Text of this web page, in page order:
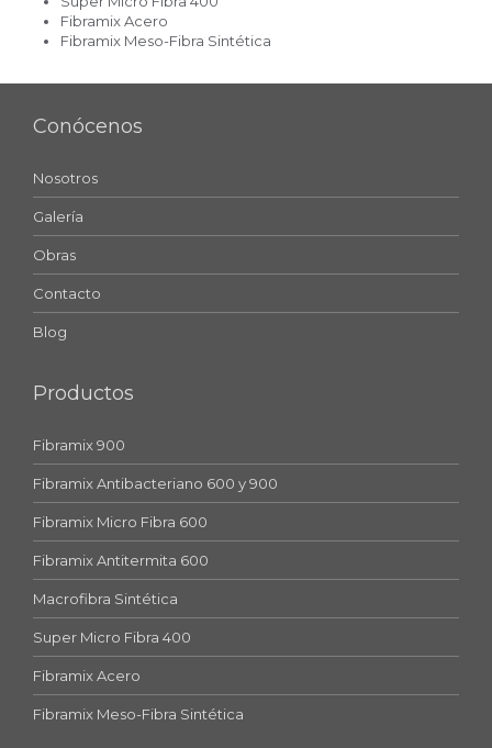
Fibramix Acero
Fibramix Meso-Fibra Sintética
Conócenos
Nosotros
Galería
Obras
Contacto
Blog
Productos
Fibramix 900
Fibramix Antibacteriano 600 y 900
Fibramix Micro Fibra 600
Fibramix Antitermita 600
Macrofibra Sintética
Super Micro Fibra 400
Fibramix Acero
Fibramix Meso-Fibra Sintética